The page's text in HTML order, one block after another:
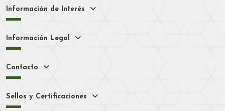
Información de Interés
Información Legal
Contacto
Sellos y Certificaciones